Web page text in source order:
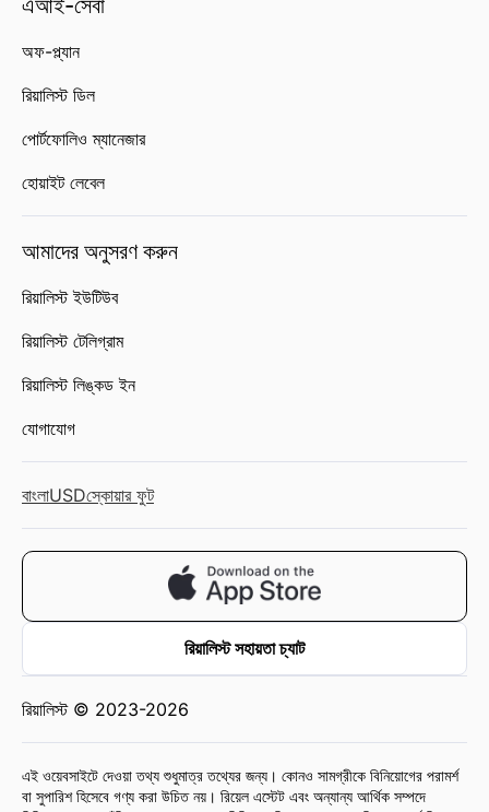
অফ-প্ল্যান
রিয়ালিস্ট ডিল
পোর্টফোলিও ম্যানেজার
হোয়াইট লেবেল
আমাদের অনুসরণ করুন
রিয়ালিস্ট ইউটিউব
রিয়ালিস্ট টেলিগ্রাম
রিয়ালিস্ট লিঙ্কড ইন
যোগাযোগ
বাংলাUSDস্কোয়ার ফুট
রিয়ালিস্ট সহায়তা চ্যাট
রিয়ালিস্ট © 2023-2026
এই ওয়েবসাইটে দেওয়া তথ্য শুধুমাত্র তথ্যের জন্য। কোনও সামগ্রীকে বিনিয়োগের পরামর্শ
বা সুপারিশ হিসেবে গণ্য করা উচিত নয়। রিয়েল এস্টেট এবং অন্যান্য আর্থিক সম্পদে